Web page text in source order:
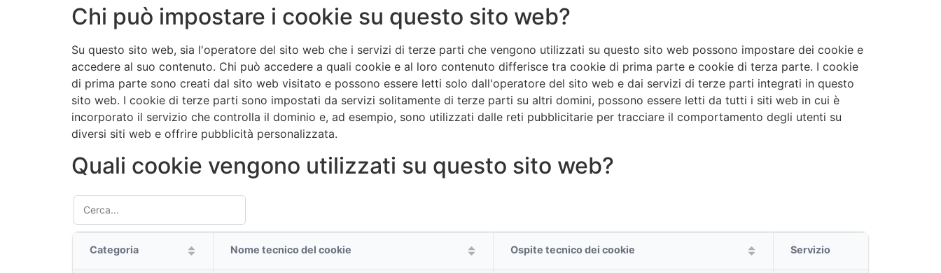
Chi può impostare i cookie su questo sito web?
Su questo sito web, sia l'operatore del sito web che i servizi di terze parti che vengono utilizzati su questo sito web possono impostare dei cookie e
accedere al suo contenuto. Chi può accedere a quali cookie e al loro contenuto differisce tra cookie di prima parte e cookie di terza parte. I cookie
di prima parte sono creati dal sito web visitato e possono essere letti solo dall'operatore del sito web e dai servizi di terze parti integrati in questo
sito web. I cookie di terze parti sono impostati da servizi solitamente di terze parti su altri domini, possono essere letti da tutti i siti web in cui è
incorporato il servizio che controlla il dominio e, ad esempio, sono utilizzati dalle reti pubblicitarie per tracciare il comportamento degli utenti su
diversi siti web e offrire pubblicità personalizzata.
Quali cookie vengono utilizzati su questo sito web?
Categoria Nome tecnico del cookie Ospite tecnico dei cookie Servizio